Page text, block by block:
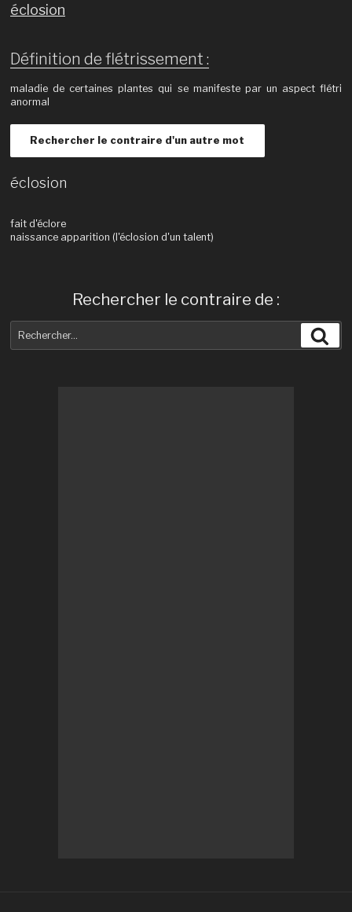
éclosion
Définition de flétrissement :
maladie de certaines plantes qui se manifeste par un aspect flétri
anormal
Rechercher le contraire d'un autre mot
éclosion
fait d'éclore
naissance apparition (l'éclosion d'un talent)
Rechercher le contraire de :
pour